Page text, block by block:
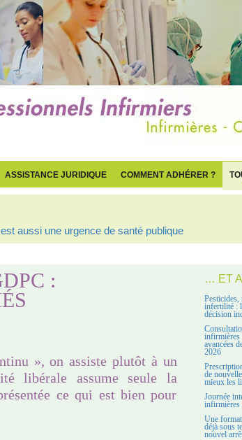
ASSISTANCE JURIDIQUE COMMENT ADHÉRER ?
aussi une urgence de santé publique
:
», on assiste plutôt à un
libérale assume seule la
ce qui est bien pour
… ET
Pesticides,
infertilité :
décision
infirmières
avancées
2026
de
mieux les
Journée
infirmières
Une
déjà sous
nouvel